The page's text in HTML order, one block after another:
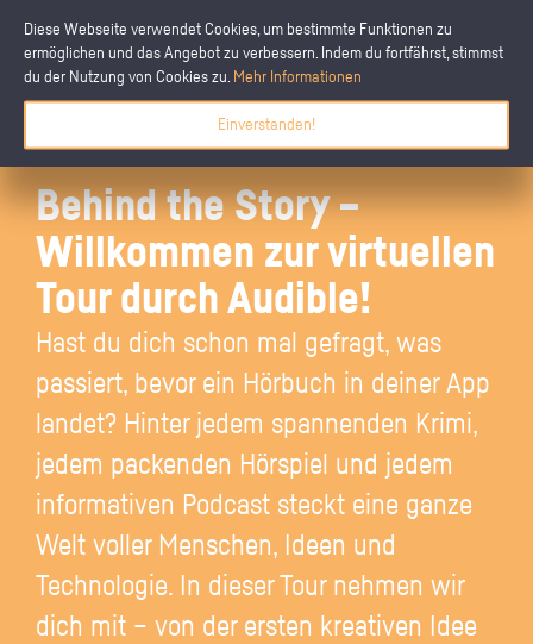
Diese Webseite verwendet Cookies, um bestimmte Funktionen zu
ermöglichen und das Angebot zu verbessern. Indem du fortfährst, stimmst
du der Nutzung von Cookies zu. Mehr Informationen
Einverstanden!
Behind the Story –
Willkommen zur virtuellen
Tour durch Audible!
Hast du dich schon mal gefragt, was
passiert, bevor ein Hörbuch in deiner App
landet? Hinter jedem spannenden Krimi,
jedem packenden Hörspiel und jedem
informativen Podcast steckt eine ganze
Welt voller Menschen, Ideen und
Technologie. In dieser Tour nehmen wir
dich mit – von der ersten kreativen Idee